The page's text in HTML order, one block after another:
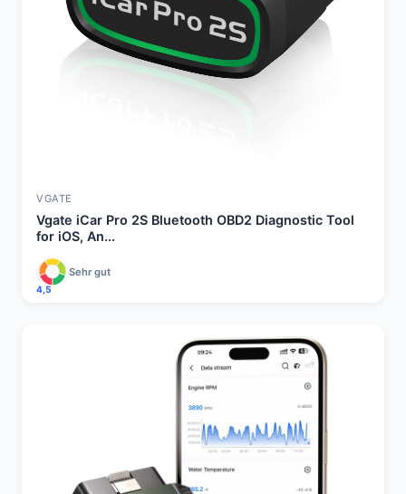
VGATE
Vgate iCar Pro 2S Bluetooth OBD2 Diagnostic Tool
for iOS, An...
4,5
Sehr gut